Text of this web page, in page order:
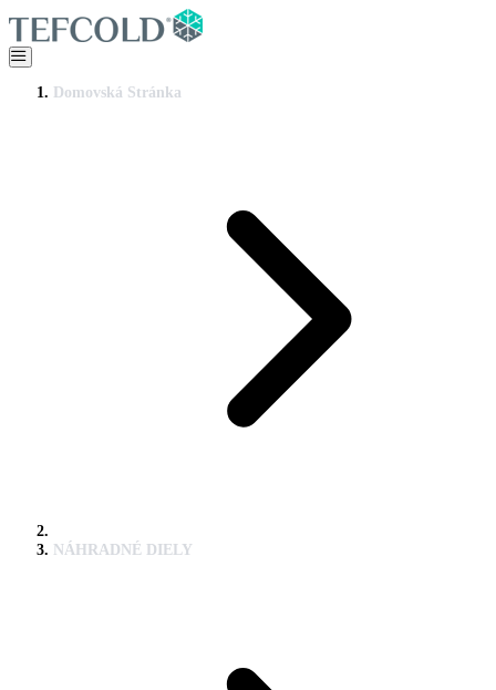
Domovská Stránka
NÁHRADNÉ DIELY